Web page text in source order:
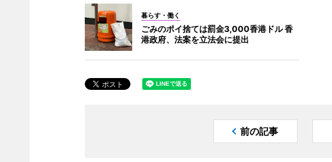
暮らす・働く
ごみのポイ捨ては罰金3,000香港ドル 香
港政府、法案を立法会に提出
前の記事